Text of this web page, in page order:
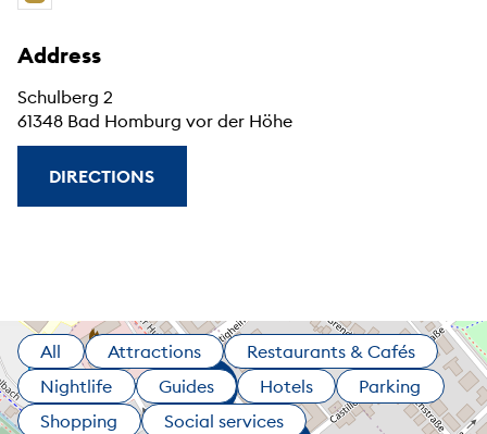
Address
Schulberg 2
61348 Bad Homburg vor der Höhe
DIRECTIONS
All Attractions
Restaurants & Cafés
Nightlife
Guides Hotels
Parking
Shopping
Social services